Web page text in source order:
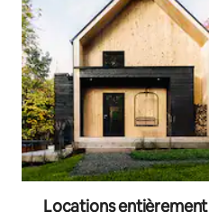
Locations entièrement